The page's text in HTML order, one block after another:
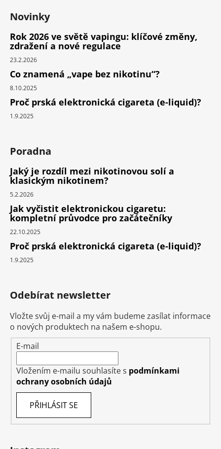
Novinky
Rok 2026 ve světě vapingu: klíčové změny,
zdražení a nové regulace
23.2.2026
Co znamená „vape bez nikotinu“?
8.10.2025
Proč prská elektronická cigareta (e-liquid)?
1.9.2025
Poradna
Jaký je rozdíl mezi nikotinovou solí a
klasickým nikotinem?
5.2.2026
Jak vyčistit elektronickou cigaretu:
kompletní průvodce pro začátečníky
22.10.2025
Proč prská elektronická cigareta (e-liquid)?
1.9.2025
Odebírat newsletter
Vložte svůj e-mail a my vám budeme zasílat informace
o nových produktech na našem e-shopu.
E-mail
Vložením e-mailu souhlasíte s podmínkami
ochrany osobních údajů
PŘIHLÁSIT SE